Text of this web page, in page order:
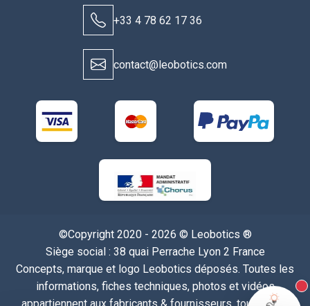
+33 4 78 62 17 36
contact@leobotics.com
©Copyright 2020 - 2026 © Leobotics ®
Siège social : 38 quai Perrache Lyon 2 France
Concepts, marque et logo Leobotics déposés. Toutes les
informations, fiches techniques, photos et vidéos